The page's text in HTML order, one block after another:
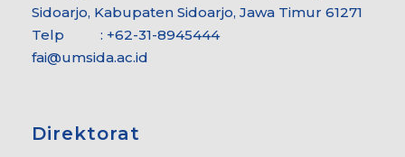
Sidoarjo, Kabupaten Sidoarjo, Jawa Timur 61271
Telp : +62-31-8945444
fai@umsida.ac.id
Direktorat